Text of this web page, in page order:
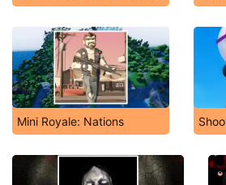
Mini Royale: Nations